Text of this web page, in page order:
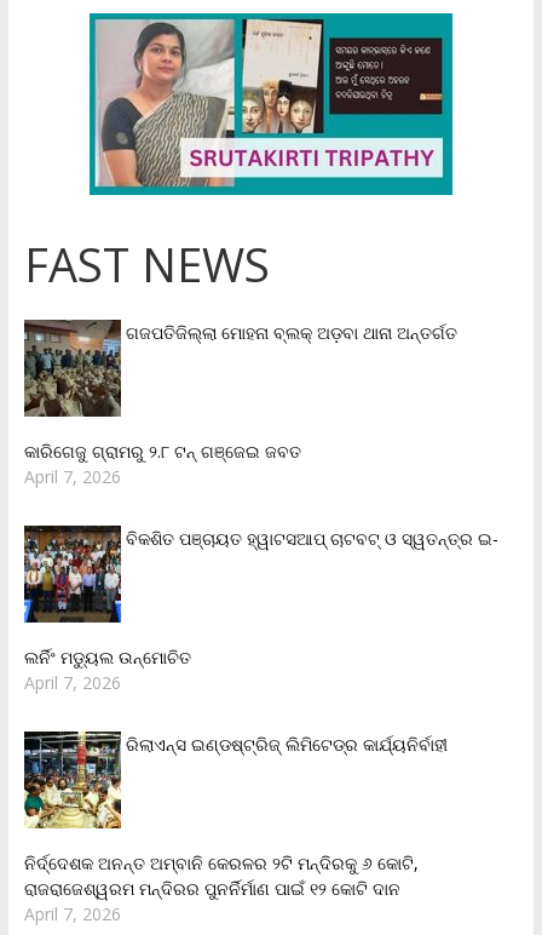
FAST NEWS
ଗଜପତିଜିଲ୍ଲା ମୋହନା ବ୍ଲକ୍‌ ଅଡ଼ବା ଥାନା ଅନ୍ତର୍ଗତ
କାରିଗେଜୁ ଗ୍ରାମରୁ ୨.୮ ଟନ୍ ଗଞ୍ଜେଇ ଜବତ
April 7, 2026
ବିକଶିତ ପଞ୍ଚାୟତ ହ୍ୱାଟସଆପ୍ ଚାଟବଟ୍ ଓ ସ୍ୱତନ୍ତ୍ର ଇ-
ଲର୍ନିଂ ମଡ୍ୟୁଲ ଉନ୍ମୋଚିତ
April 7, 2026
ରିଲାଏନ୍‌ସ ଇଣ୍ଡଷ୍ଟ୍ରିଜ୍ ଲିମିଟେଡ୍‌ର କାର୍ଯ୍ୟନିର୍ବାହୀ
ନିର୍ଦ୍ଦେଶକ ଅନନ୍ତ ଅମ୍ବାନି କେରଳର ୨ଟି ମନ୍ଦିରକୁ ୬ କୋଟି,
ରାଜରାଜେଶ୍ୱରମ ମନ୍ଦିରର ପୁନର୍ନିର୍ମାଣ ପାଇଁ ୧୨ କୋଟି ଦାନ
April 7, 2026